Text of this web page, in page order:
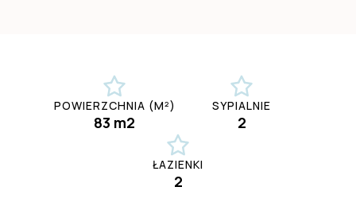
POWIERZCHNIA (M²)
83 m2
SYPIALNIE
2
ŁAZIENKI
2